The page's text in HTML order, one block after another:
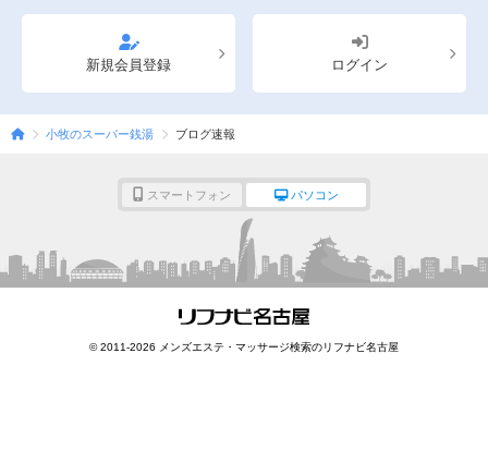
ペアルームあり シャワー室完備
フットバスあり
専用駐車場あり 有資格者在籍
日本人スタッフのみ
Ｗセラピスト
こだわり条件を変更
新規会員登録 ログイン
小牧のスーパー銭湯 ブログ速報
スマートフォン パソコン
© 2011-2026 メンズエステ・マッサージ検索のリフナビ名古屋